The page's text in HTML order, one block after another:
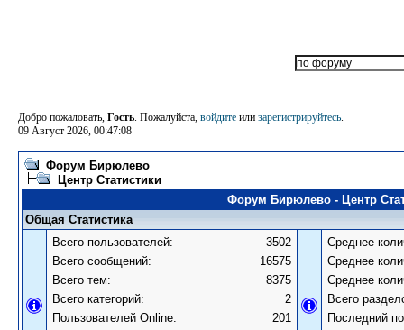
Добро пожаловать, Гость. Пожалуйста, войдите или зарегистрируйтесь.
09 Август 2026, 00:47:08
Форум Бирюлево
Центр Статистики
Форум Бирюлево - Центр
Общая Статистика
Всего пользователей:
3502
Всего сообщений:
16575
Всего тем:
8375
Всего категорий:
2
Пользователей Online:
201
Среднее
Среднее
Среднее
Всего
Последний